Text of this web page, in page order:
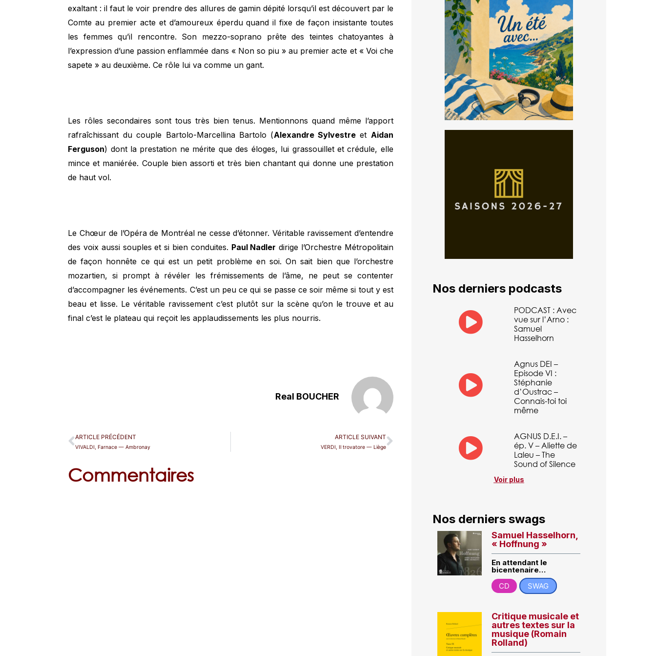
exaltant : il faut le voir prendre des allures de gamin dépité lorsqu’il est découvert par le
Comte au premier acte et d’amoureux éperdu quand il fixe de façon insistante toutes
les femmes qu’il rencontre. Son mezzo-soprano prête des teintes chatoyantes à
l’expression d’une passion enflammée dans « Non so piu » au premier acte et « Voi che
sapete » au deuxième. Ce rôle lui va comme un gant.
Les rôles secondaires sont tous très bien tenus. Mentionnons quand même l’apport
rafraîchissant du couple Bartolo-Marcellina Bartolo (Alexandre Sylvestre et Aidan
Ferguson) dont la prestation ne mérite que des éloges, lui grassouillet et crédule, elle
mince et maniérée. Couple bien assorti et très bien chantant qui donne une prestation
de haut vol.
Le Chœur de l’Opéra de Montréal ne cesse d’étonner. Véritable ravissement d’entendre
des voix aussi souples et si bien conduites. Paul Nadler dirige l’Orchestre Métropolitain
de façon honnête ce qui est un petit problème en soi. On sait bien que l’orchestre
mozartien, si prompt à révéler les frémissements de l’âme, ne peut se contenter
d’accompagner les événements. C’est un peu ce qui se passe ce soir même si tout y est
beau et lisse. Le véritable ravissement c’est plutôt sur la scène qu’on le trouve et au
final c’est le plateau qui reçoit les applaudissements les plus nourris.
Real BOUCHER
ARTICLE PRÉCÉDENT
VIVALDI, Farnace — Ambronay
ARTICLE SUIVANT
VERDI, Il trovatore — Liège
Commentaires
Nos derniers podcasts
PODCAST : Avec
vue sur l’Arno :
Samuel
Hasselhorn
Agnus DEI –
Episode VI :
Stéphanie
d’Oustrac –
Connais-toi toi
même
AGNUS D.E.I. –
ép. V – Aliette de
Laleu – The
Sound of Silence
Voir plus
Nos derniers swags
Samuel Hasselhorn,
« Hoffnung »
En attendant le
bicentenaire…
CD
SWAG
Critique musicale et
autres textes sur la
musique (Romain
Rolland)